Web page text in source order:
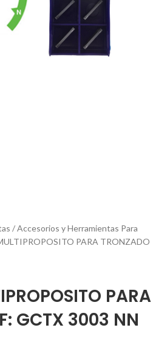
Accesorios y Herramientas Para
PARA TRONZADO
PARA
GCTX 3003 NN